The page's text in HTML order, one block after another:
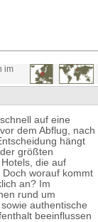
im
auf eine
dem Abflug, nach
hängt
größten
die auf
worauf kommt
an? Im
rund um
authentische
beeinflussen